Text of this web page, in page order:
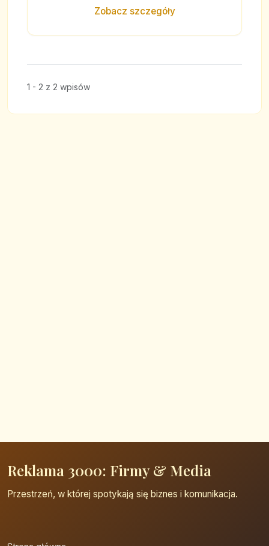
Zobacz szczegóły
1 - 2 z 2 wpisów
Reklama 3000: Firmy & Media
Przestrzeń, w której spotykają się biznes i komunikacja.